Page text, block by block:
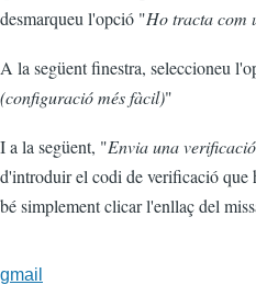
desmarqueu l'opció "Ho tracta com
A la següent finestra, seleccioneu
(configuració més fàcil)"
I a la següent, "Envia una verificació
d'introduir el codi de verificació que
bé simplement clicar l'enllaç del
gmail